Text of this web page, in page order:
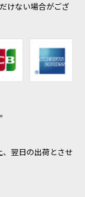
けない場合がござ
翌日の出荷とさせ